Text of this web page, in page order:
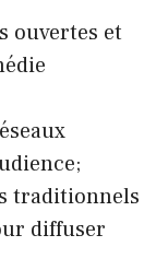
ouvertes et
traditionnels
diffuser